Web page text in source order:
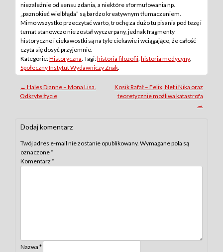
niezależnie od sensu zdania, a niektóre sformułowania np.
„paznokieć wielbłąda” są bardzo kreatywnym tłumaczeniem.
Mimo wszystko przeczytać warto, trochę za dużo tu pisania pod tezę i
temat stanowczo nie został wyczerpany, jednak fragmenty
historyczne i ciekawostki są na tyle ciekawie i wciągające, że całość
czyta się dosyć przyjemnie.
Kategorie:Historyczna . Tagi:historia filozofii historia medycyny,
Społeczny Instytut Wydawniczy Znak
Post
navigation
← Hales Dianne – Mona Lisa.
Odkryte życie
Kosik Rafał – Felix, Net i Nika oraz
teoretycznie możliwa katastrofa
→
Dodaj komentarz
Twój adres e-mail nie zostanie opublikowany. Wymagane pola są
oznaczone*
Komentarz *
Nazwa *